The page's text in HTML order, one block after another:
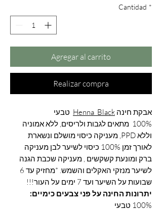
Cantidad *
Agregar al carrito
Realizar compra
אבקת חינה Henna Black טבעי
100% מתאים לגבות ולריסים, ללא אמוניה
וללא PPD, מעניקה כיסוי מושלם ונשארת
לאורך זמן 100% כיסוי לשיער לבן מעניקה
ברק ומונעת קשקשים , מעניקה שכבת הגנה
לשיער מנזקי האקלים והשמש. *מחזיק עד 6
שבועות על השיער ועד 7 ימים על העור!!!
יתרונות החינה על פני צבעים כימיים:
100% טבעי